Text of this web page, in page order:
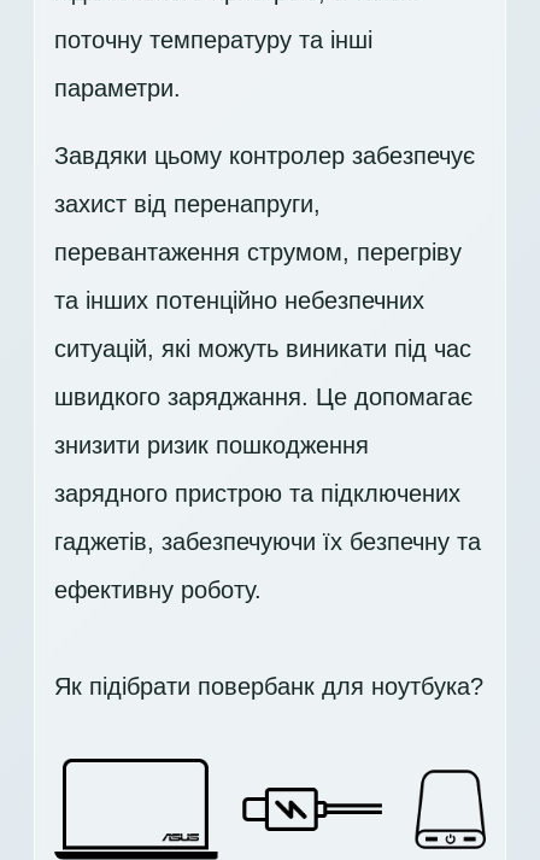
поточну температуру та інші
параметри.
Завдяки цьому контролер забезпечує
захист від перенапруги,
перевантаження струмом, перегріву
та інших потенційно небезпечних
ситуацій, які можуть виникати під час
швидкого заряджання. Це допомагає
знизити ризик пошкодження
зарядного пристрою та підключених
гаджетів, забезпечуючи їх безпечну та
ефективну роботу.
Як підібрати повербанк для ноутбука?